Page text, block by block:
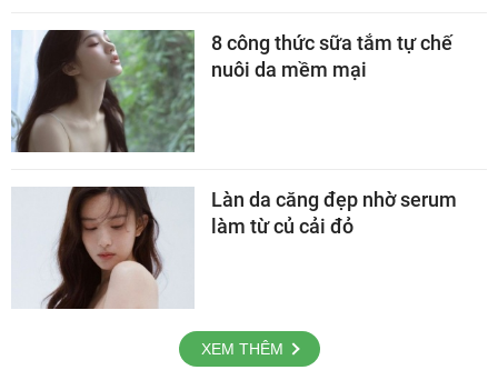
8 công thức sữa tắm tự chế
nuôi da mềm mại
Làn da căng đẹp nhờ serum
làm từ củ cải đỏ
XEM THÊM